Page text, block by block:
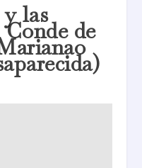
las
Conde de